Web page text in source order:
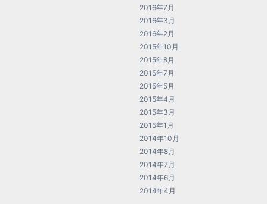
2016年7月
2016年3月
2016年2月
2015年10月
2015年8月
2015年7月
2015年5月
2015年4月
2015年3月
2015年1月
2014年10月
2014年8月
2014年7月
2014年6月
2014年4月